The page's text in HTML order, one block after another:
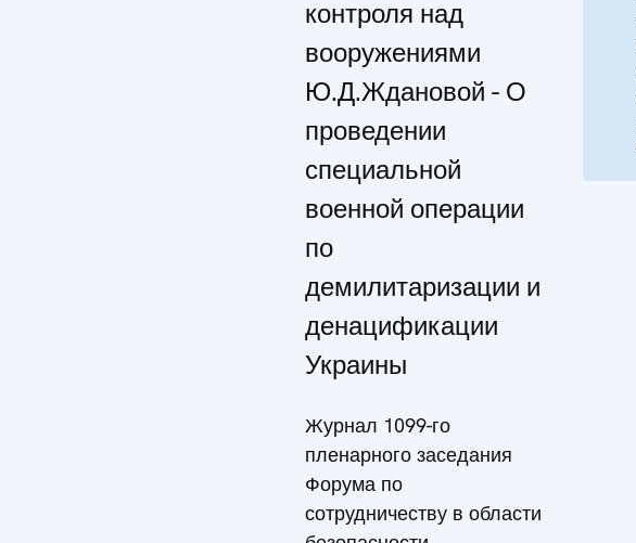
контроля над
вооружениями
Ю.Д.Ждановой - О
проведении
специальной
военной операции
по
демилитаризации и
денацификации
Украины
Журнал 1099-го
пленарного заседания
Форума по
сотрудничеству в области